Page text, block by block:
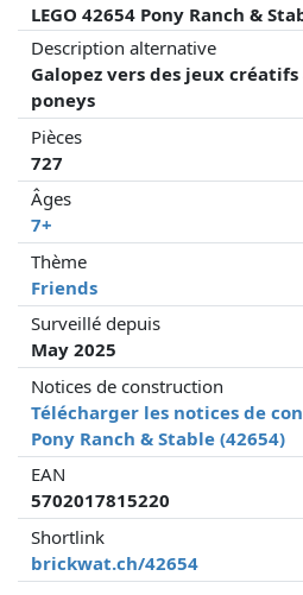
LEGO 42654 Pony Ranch &
Description alternative
Galopez vers des jeux
poneys
Pièces
727
Âges
7+
Thème
Friends
Surveillé depuis
May 2025
Notices de construction
Télécharger les notices de
Pony Ranch & Stable (42654)
EAN
5702017815220
Shortlink
brickwat.ch/42654